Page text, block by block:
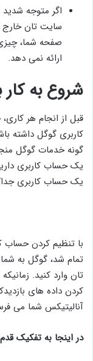
اگر متوجه شدید
سایت تان خارج
صفحه شما،
ارائه نمی ­دهد.
شروع به کار
قبل از انجام هر
کاربری گوگل داشته­
گونه خدمات گوگل
یک حساب کاربری
یک حساب کاربری
با تنظیم کردن حساب
تمام شد، گوگل به
تان وارد کنید.
کردن داده­ های
آنالیتیکس شما می
در اینجا به تفکیک